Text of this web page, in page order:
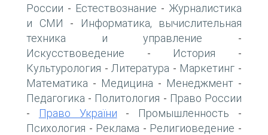
России - Естествознание - Журналистика
и СМИ -
Информатика, вычислительная
техника и управление -
Искусствоведение - История -
Культурология - Литература - Маркетинг -
Математика - Медицина - Менеджмент -
Педагогика - Политология - Право России
- Право України - Промышленность -
Психология - Реклама - Религиоведение -